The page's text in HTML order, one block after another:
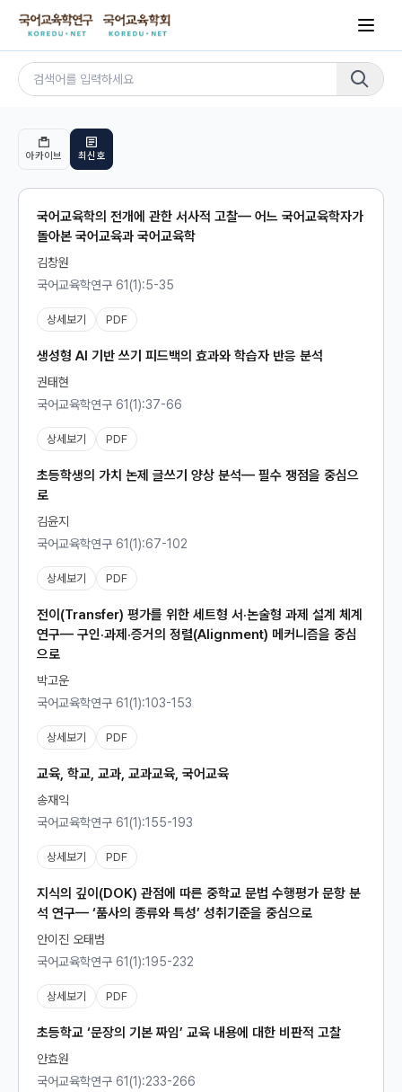
아카이브 최신호
국어교육학의 전개에 관한 서사적 고찰— 어느 국어교육학자가
돌아본 국어교육과 국어교육학
김창원
국어교육학연구 61(1):5-35
상세보기 PDF
생성형 AI 기반 쓰기 피드백의 효과와 학습자 반응 분석
권태현
국어교육학연구 61(1):37-66
상세보기 PDF
초등학생의 가치 논제 글쓰기 양상 분석— 필수 쟁점을 중심으
로
김윤지
국어교육학연구 61(1):67-102
상세보기 PDF
전이(Transfer) 평가를 위한 세트형 서·논술형 과제 설계 체계
연구— 구인·과제·증거의 정렬(Alignment) 메커니즘을 중심
으로
박고운
국어교육학연구 61(1):103-153
상세보기 PDF
교육, 학교, 교과, 교과교육, 국어교육
송재익
국어교육학연구 61(1):155-193
상세보기 PDF
지식의 깊이(DOK) 관점에 따른 중학교 문법 수행평가 문항 분
석 연구— ‘품사의 종류와 특성’ 성취기준을 중심으로
안이진 오태범
국어교육학연구 61(1):195-232
상세보기 PDF
초등학교 ‘문장의 기본 짜임’ 교육 내용에 대한 비판적 고찰
안효원
국어교육학연구 61(1):233-266